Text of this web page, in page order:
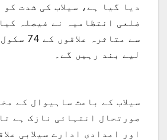
دیا گیا ہے، سیلاب کی شدت
ضلعی انتظامیہ نے فیصلہ
لیے بند رہیں گے۔
سیلاب کے باعث ساہیوال کے
صورتحال انتہائی نازک ہے
اور امدادی ادارے سیلابی